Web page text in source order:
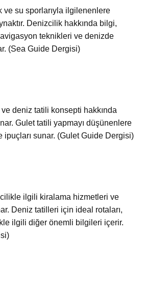
ve su sporlarıyla ilgilenenlere
Denizcilik hakkında bilgi,
teknikleri ve denizde
(Sea Guide Dergisi)
deniz tatili konsepti hakkında
Gulet tatili yapmayı düşünenlere
ipuçları sunar. (Gulet Guide Dergisi)
ilgili kiralama hizmetleri ve
Deniz tatilleri için ideal rotaları,
ilgili diğer önemli bilgileri içerir.